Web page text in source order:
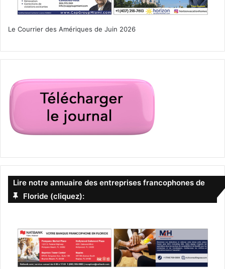
Le Courrier des Amériques de Juin 2026
Lire notre annuaire des entreprises francophones de
Floride (cliquez):